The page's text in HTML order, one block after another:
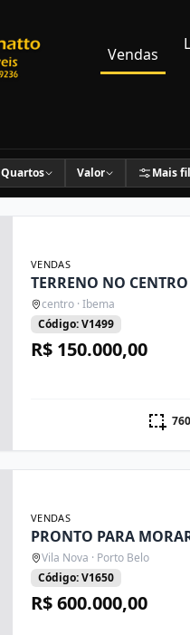
Vendas
Quartos Valor Mais
VENDAS
TERRENO NO
centro · Ibema
Código: V1499
R$ 150.000,00
VENDAS
PRONTO PARA
Vila Nova · Porto Belo
Código: V1650
R$ 600.000,00